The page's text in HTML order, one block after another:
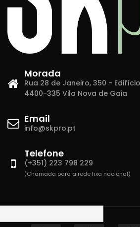
Morada
Rua 28 de Janeiro, 350 - Edifício
4400-335 Vila Nova de Gaia
Email
info@skpro.pt
Telefone
(+351) 223 798 229
(Chamada para a rede fixa nacional)